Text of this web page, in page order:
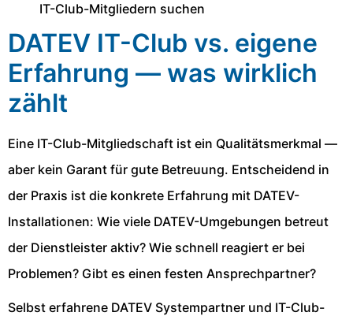
IT-Club-Mitgliedern suchen
DATEV IT-Club vs. eigene
Erfahrung — was wirklich
zählt
Eine IT-Club-Mitgliedschaft ist ein Qualitätsmerkmal —
aber kein Garant für gute Betreuung. Entscheidend in
der Praxis ist die konkrete Erfahrung mit DATEV-
Installationen: Wie viele DATEV-Umgebungen betreut
der Dienstleister aktiv? Wie schnell reagiert er bei
Problemen? Gibt es einen festen Ansprechpartner?
Selbst erfahrene DATEV Systempartner und IT-Club-